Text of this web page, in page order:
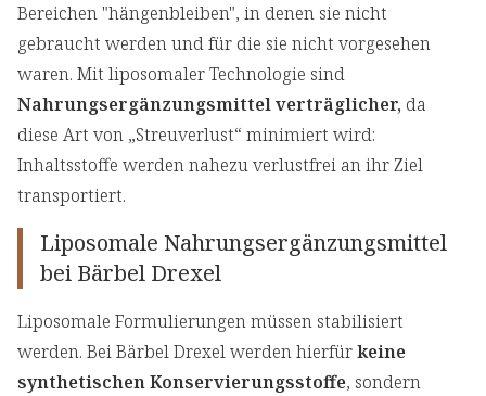
Bereichen "hängenbleiben", in denen sie nicht
gebraucht werden und für die sie nicht vorgesehen
waren. Mit liposomaler Technologie sind
Nahrungsergänzungsmittel verträglicher, da
diese Art von „Streuverlust“ minimiert wird:
Inhaltsstoffe werden nahezu verlustfrei an ihr Ziel
transportiert.
Liposomale Nahrungsergänzungsmittel
bei Bärbel Drexel
Liposomale Formulierungen müssen stabilisiert
werden. Bei Bärbel Drexel werden hierfürkeine
synthetischen Konservierungsstoffe, sondern